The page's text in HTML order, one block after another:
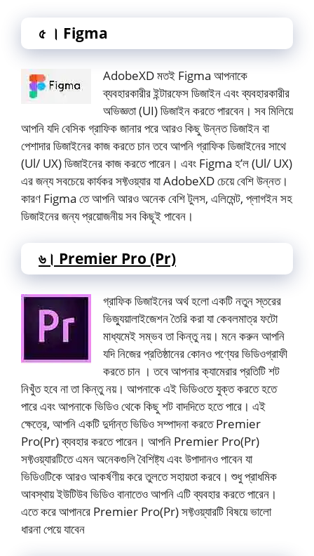
৫ । Figma
AdobeXD মতই Figma আপনাকে
ব্যবহারকারীর ইন্টারফেস ডিজাইন এবং ব্যবহারকারীর
অভিজ্ঞতা (UI) ডিজাইন করতে পারবেন। সব মিলিয়ে
আপনি যদি বেসিক গ্রাফিক জানার পরে আরও কিছু উন্নত ডিজাইন বা
পেশাদার ডিজাইনের কাজ করতে চান তবে আপনি গ্রাফিক ডিজাইনের সাথে
(Ul/ UX) ডিজাইনের কাজ করতে পারেন। এবং Figma হ’ল (Ul/ UX)
এর জন্য সবচেয়ে কার্যকর সফ্টওয়্যার যা AdobeXD চেয়ে বেশি উন্নত।
কারণ Figma তে আপনি আরও অনেক বেশি টুলস, এলিমেন্ট, প্লাগইন সহ
ডিজাইনের জন্য প্রয়োজনীয় সব কিছূই পাবেন।
৬। Premier Pro (Pr)
গ্রাফিক ডিজাইনের অর্থ হলো একটি নতুন স্তরের
ভিজ্যুয়ালাইজেশন তৈরি করা যা কেবলমাত্র ফটো
মাধ্যমেই সম্ভব তা কিন্তু নয়। মনে করুন আপনি
যদি নিজের প্রতিষ্ঠানের কোনও পণ্যের ভিডিওগ্রাফী
করতে চান । তবে আপনার ক্যামেরার প্রতিটি শট
নিখুঁত হবে না তা কিন্তু নয়। আপনাকে এই ভিডিওতে যুক্ত করতে হতে
পারে এবং আপনাকে ভিডিও থেকে কিছু শট বাদদিতে হতে পারে। এই
ক্ষেত্রে, আপনি একটি দুর্দান্ত ভিডিও সম্পাদনা করতে Premier
Pro(Pr) ব্যবহার করতে পারেন। আপনি Premier Pro(Pr)
সফ্টওয়্যারটিতে এমন অনেকগুলি বৈশিষ্ট্য এবং উপাদানও পাবেন যা
ভিডিওটিকে আরও আকর্ষণীয় করে তুলতে সহায়তা করবে। শুধু প্রাধমিক
আবস্থায় ইউটিউব ভিডিও বানাতেও আপনি এটি ব্যবহার করতে পারেন।
এতে করে আপানরে Premier Pro(Pr) সফ্টওয়্যারটি বিষয়ে ভালো
ধারনা পেয়ে যাবেন